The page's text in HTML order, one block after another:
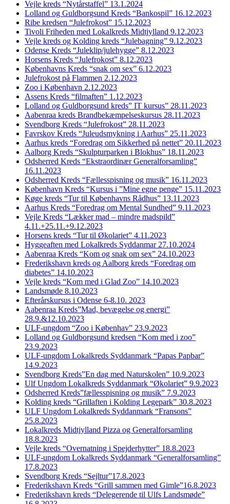
Vejle kreds “Nytårstaffel” 13.1.2024
Lolland og Guldborgsund Kreds “Bankospil” 16.12.2023
Ribe kredsen “Julefrokost” 15.12.2023
Tivoli Friheden med Lokalkreds Midtjylland 9.12.2023
Vejle kreds og Kolding kreds “Julebagning” 9.12.2023
Odense Kreds “Juleklip/julehygge” 8.12.2023
Horsens Kreds “Julefrokost” 8.12.2023
Københavns Kreds “snak om sex” 6.12.2023
Julefrokost på Flammen 2.12.2023
Zoo i København 2.12.2023
Assens Kreds “filmaften” 1.12.2023
Lolland og Guldborgsund kreds” IT kursus” 28.11.2023
Aabenraa kreds Brandbekæmpelseskursus 28.11.2023
Svendborg Kreds “Julefrokost” 28.11.2023
Favrskov Kreds “Juleudsmykning i Aarhus” 25.11.2023
Aarhus kreds “Foredrag om Sikkerhed på nettet” 20.11.2023
Aalborg Kreds “Skulpturparken i Blokhus” 18.11.2023
Odsherred Kreds “Ekstraordinær Generalforsamling”
16.11.2023
Odsherred Kreds “Fællesspisning og musik” 16.11.2023
København Kreds “Kursus i ”Mine egne penge” 15.11.2023
Køge kreds “Tur til Københavns Rådhus” 13.11.2023
Aarhus Kreds “Foredrag om Mental Sundhed” 9.11.2023
Vejle Kreds “Lækker mad – mindre madspild”
4.11.+25.11.+9.12.2023
Horsens kreds “Tur til Økolariet” 4.11.2023
Hyggeaften med Lokalkreds Syddanmar 27.10.2024
Aabenraa Kreds “Kom og snak om sex” 24.10.2023
Frederikshavn kreds og Aalborg kreds “Foredrag om
diabetes” 14.10.2023
Vejle kreds “Kom med i Glad Zoo” 14.10.2023
Landsmøde 8.10.2023
Efterårskursus i Odense 6-8.10. 2023
Aabenraa Kreds”Mad, bevægelse og energi”
28.9.&12.10.2023
ULF-ungdom “Zoo i Københav” 23.9.2023
Lolland og Guldborgsund kredsen “Kom med i zoo”
23.9.2023
ULF-ungdom Lokalkreds Syddanmark “Papas Papbar”
14.9.2023
Svendborg Kreds”En dag med Naturskolen” 10.9.2023
Ulf Ungdom Lokalkreds Syddanmark “Økolariet” 9.9.2023
Odsherred Kreds”fællesspisning og musik” 7.9.2023
Kolding kreds “Grillaften i Kolding Legepark” 30.8.2023
ULF Ungdom Lokalkreds Syddanmark “Fransons”
25.8.2023
Lokalkreds Midtjylland Pizza og Generalforsamling
18.8.2023
Vejle kreds “Overnatning i Spejderhytter” 18.8.2023
ULF-ungdom Lokalkreds Syddanmark “Generalforsamling”
17.8.2023
Svendborg Kreds “Sejltur”17.8.2023
Frederikshavn Kreds “Grill sammen med Gimle”16.8.2023
Frederikshavn kreds “Delegerende til Ulfs Landsmøde”